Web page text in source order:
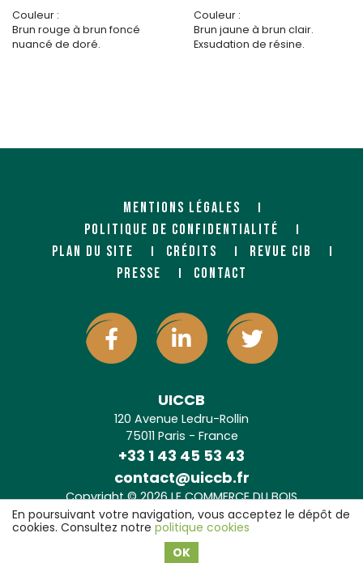
Couleur :
Brun rouge à brun foncé
nuancé de doré.
Couleur :
Brun jaune à brun clair.
Exsudation de résine.
MENTIONS LÉGALES
POLITIQUE DE CONFIDENTIALITÉ
PLAN DU SITE
CRÉDITS
REVUE CIB
PRESSE
CONTACT
UICCB
120 Avenue Ledru-Rollin
75011 Paris - France
+33 1 43 45 53 43
contact@uiccb.fr
Copyright © 2026 LE COMMERCE DU BOIS
Agence web Paris: 6LAB
En poursuivant votre navigation, vous acceptez le dépôt de
cookies. Consultez notre politique cookies
OK